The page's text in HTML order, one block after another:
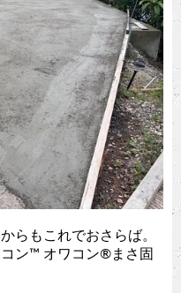
らもこれでおさらば。
ン™︎ オワコン®︎まさ固